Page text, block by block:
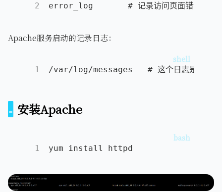
2
error_log       # 记录访问页面错误信息
Apache服务启动的记录日志：
1 /var/log/messages   # 这个日志是系统的
安装Apache
1 yum install httpd